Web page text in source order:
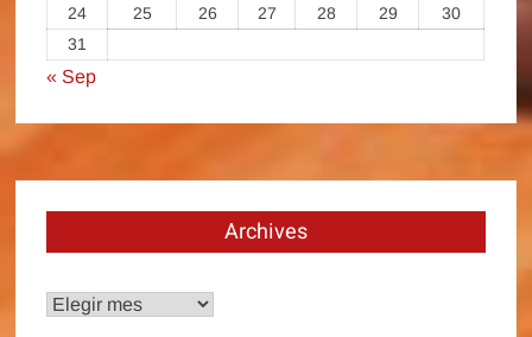
24
25 26 27 28 29
30
31
« Sep
Archives
Archives